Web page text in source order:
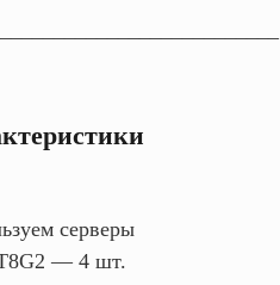
серверы
— 4 шт.